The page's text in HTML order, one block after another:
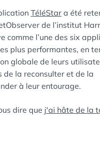
TéléStar a été
de l’institut
comme l’une des six
plus performantes, en
globale de leurs
de la reconsulter et de la
à leur entourage.
dire que j'ai hâte de la